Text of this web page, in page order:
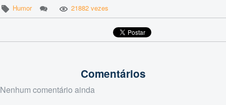
Humor 21882 vezes
Comentários
Nenhum comentário ainda